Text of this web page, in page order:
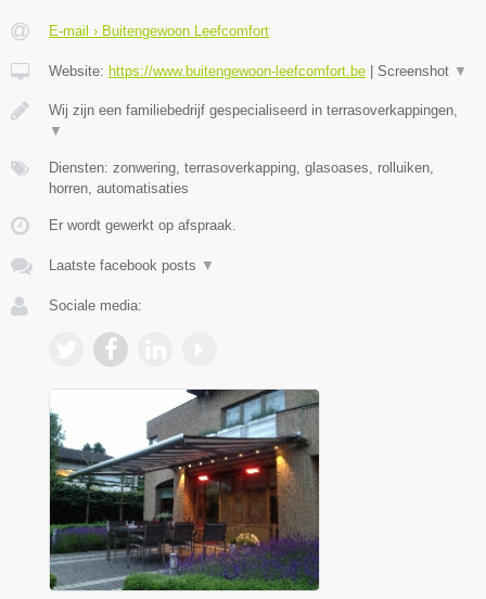
E-mail › Buitengewoon Leefcomfort
Website: https://www.buitengewoon-leefcomfort.be | Screenshot ▼
Wij zijn een familiebedrijf gespecialiseerd in terrasoverkappingen,
▼
Diensten: zonwering, terrasoverkapping, glasoases, rolluiken,
horren, automatisaties
Er wordt gewerkt op afspraak.
Laatste facebook posts ▼
Sociale media: